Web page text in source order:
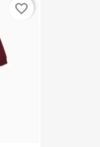
favorite_border